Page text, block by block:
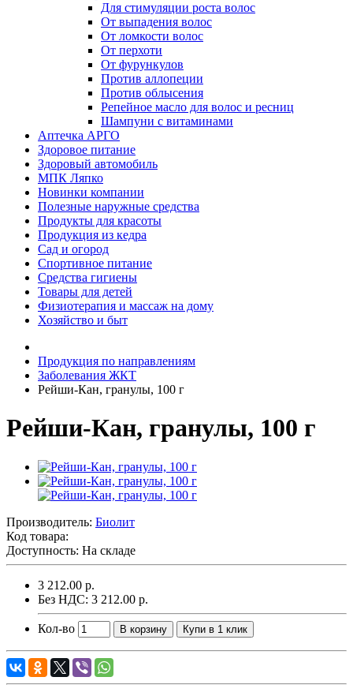
Для стимуляции роста волос
От выпадения волос
От ломкости волос
От перхоти
От фурункулов
Против аллопеции
Против облысения
Репейное масло для волос и ресниц
Шампуни с витаминами
Аптечка АРГО
Здоровое питание
Здоровый автомобиль
МПК Ляпко
Новинки компании
Полезные наружные средства
Продукты для красоты
Продукция из кедра
Сад и огород
Спортивное питание
Средства гигиены
Товары для детей
Физиотерапия и массаж на дому
Хозяйство и быт
Продукция по направлениям
Заболевания ЖКТ
Рейши-Кан, гранулы, 100 г
Рейши-Кан, гранулы, 100 г
Производитель: Биолит
Код товара:
Доступность: На складе
3 212.00 р.
Без НДС: 3 212.00 р.
Кол-во В корзину Купи в 1 клик